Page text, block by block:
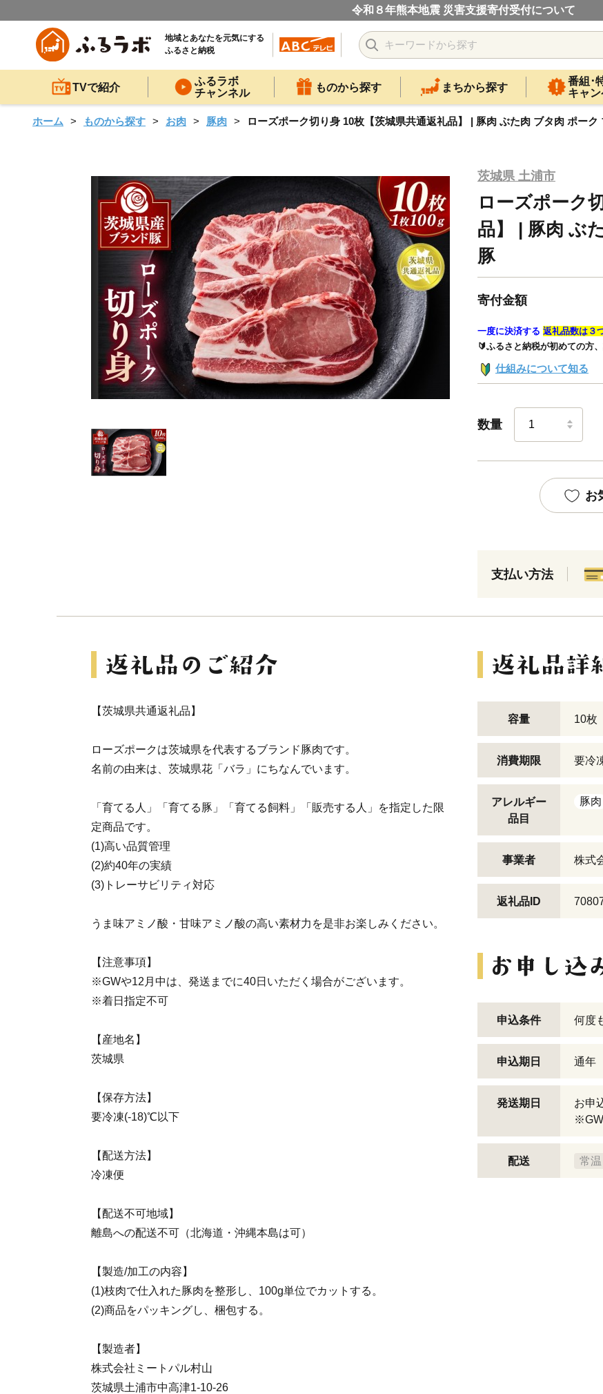
令和８年熊本地震 災害支援寄付受付について
地域とあなたを元気にする
ふるさと納税
TVで紹介
ふるラボ
チャンネル
ものから探す まちから探す
番組･
キャ
ホーム ものから探す お肉 豚肉 ローズポーク切り身 10枚【茨城県共通返礼品】 | 豚肉 ぶた肉 ブタ肉 ポーク
茨城県 土浦市
ローズポーク
品】 | 豚肉 ぶ
豚
寄付金額
一度に決済する 返礼品数は３
🔰ふるさと納税が初めての方
仕組みについて知る
数量
お
支払い方法
【茨城県共通返礼品】
ローズポークは茨城県を代表するブランド豚肉です。
名前の由来は、茨城県花「バラ」にちなんでいます。
「育てる人」「育てる豚」「育てる飼料」「販売する人」を指定した限
定商品です。
(1)高い品質管理
(2)約40年の実績
(3)トレーサビリティ対応
うま味アミノ酸・甘味アミノ酸の高い素材力を是非お楽しみください。
【注意事項】
※GWや12月中は、発送までに40日いただく場合がございます。
※着日指定不可
【産地名】
茨城県
【保存方法】
要冷凍(-18)℃以下
【配送方法】
冷凍便
【配送不可地域】
離島への配送不可（北海道・沖縄本島は可）
【製造/加工の内容】
(1)枝肉で仕入れた豚肉を整形し、100g単位でカットする。
(2)商品をパッキングし、梱包する。
【製造者】
株式会社ミートパル村山
茨城県土浦市中高津1-10-26
容量 10枚
消費期限 要冷
アレルギー
品目
豚肉
事業者 株式
返礼品ID
申込条件 何度
申込期日 通年
発送期日
お申
配送 常温